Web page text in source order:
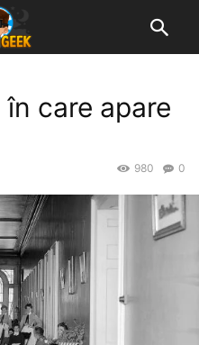
care apare
0
980